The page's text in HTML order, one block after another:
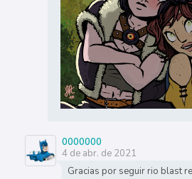
0000000
4 de abr. de 2021
Gracias por seguir rio blast